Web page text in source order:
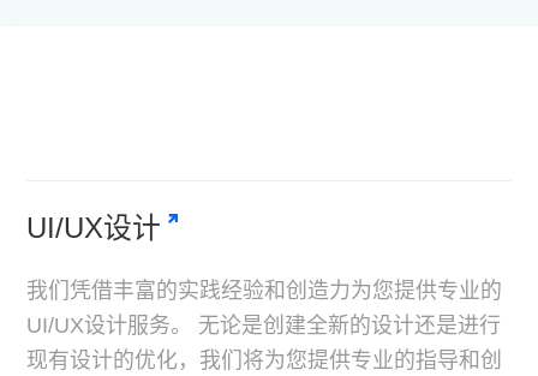
UI/UX设计
我们凭借丰富的实践经验和创造力为您提供专业的
UI/UX设计服务。 无论是创建全新的设计还是进行
现有设计的优化，我们将为您提供专业的指导和创